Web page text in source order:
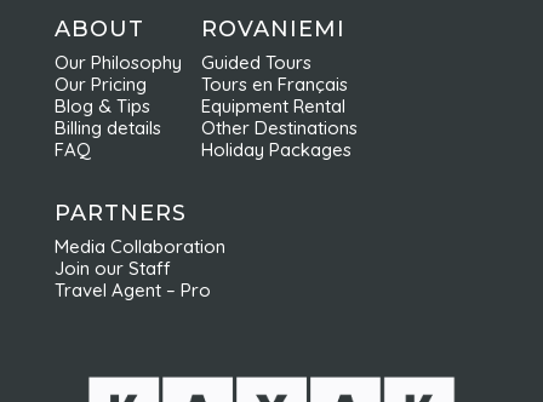
ABOUT
Our Philosophy
Our Pricing
Blog & Tips
Billing details
FAQ
ROVANIEMI
Guided Tours
Tours en Français
Equipment Rental
Other Destinations
Holiday Packages
PARTNERS
Media Collaboration
Join our Staff
Travel Agent – Pro